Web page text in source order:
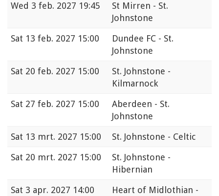
Wed 3 feb. 2027 19:45
St Mirren - St.
Johnstone
Sat 13 feb. 2027 15:00
Dundee FC - St.
Johnstone
Sat 20 feb. 2027 15:00
St. Johnstone -
Kilmarnock
Sat 27 feb. 2027 15:00
Aberdeen - St.
Johnstone
Sat 13 mrt. 2027 15:00
St. Johnstone - Celtic
Sat 20 mrt. 2027 15:00
St. Johnstone -
Hibernian
Sat 3 apr. 2027 14:00
Heart of Midlothian -